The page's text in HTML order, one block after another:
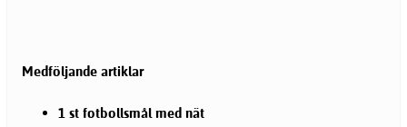
Medföljande artiklar
1 st fotbollsmål med nät